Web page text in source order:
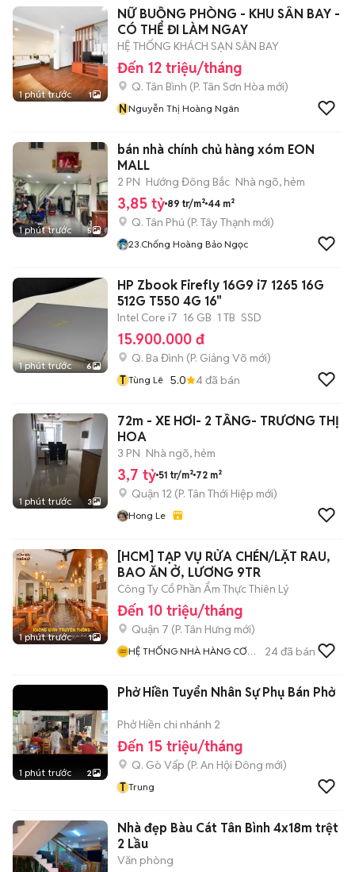
1 phút trước 1
NỮ BUỒNG PHÒNG - KHU SÂN BAY -
CÓ THỂ ĐI LÀM NGAY
HỆ THỐNG KHÁCH SẠN SÂN BAY
Đến 12 triệu/tháng
Q. Tân Bình (P. Tân Sơn Hòa mới)
NNguyễn Thị Hoàng Ngân
1 phút trước 5
bán nhà chính chủ hàng xóm EON
MALL
2 PN Hướng Đông Bắc Nhà ngõ, hẻm
3,85 tỷ 89 tr/m² 44 m²
Q. Tân Phú (P. Tây Thạnh mới)
23.Chống Hoàng Bảo Ngọc
1 phút trước 6
HP Zbook Firefly 16G9 i7 1265 16G
512G T550 4G 16"
Intel Core i7 16 GB 1 TB SSD
15.900.000 đ
Q. Ba Đình (P. Giảng Võ mới)
T Tùng Lê 5.0 4đã bán
1 phút trước 3
72m - XE HƠI- 2 TẦNG- TRƯƠNG THỊ
HOA
3 PN Nhà ngõ, hẻm
3,7 tỷ 51 tr/m² 72 m²
Quận 12 (P. Tân Thới Hiệp mới)
Hong Le
1 phút trước 1
[HCM] TẠP VỤ RỬA CHÉN/LẶT RAU,
BAO ĂN Ở, LƯƠNG 9TR
Công Ty Cổ Phần Ẩm Thực Thiên Lý
Đến 10 triệu/tháng
Quận 7 (P. Tân Hưng mới)
HỆ THỐNG NHÀ HÀNG CƠM
24đã bán
1 phút trước 2
Phở Hiền Tuyển Nhân Sự Phụ Bán Phở
Phở Hiền chi nhánh 2
Đến 15 triệu/tháng
Q. Gò Vấp (P. An Hội Đông mới)
T Trung
Nhà đẹp Bàu Cát Tân Bình 4x18m trệt
2 Lầu
Văn phòng